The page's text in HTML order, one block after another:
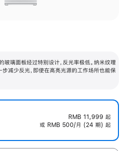
玻璃面板经过特别设计，反光率极低。纳米纹理
步减少反光，即使在高亮光源的工作场所也能保
RMB 11,999 起
或 RMB 500/月 (24 期) 起